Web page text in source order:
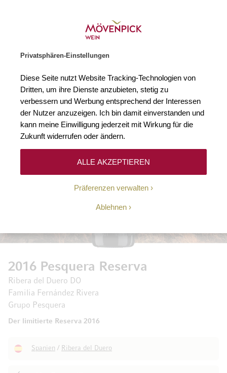
Privatsphären-Einstellungen
Diese Seite nutzt Website Tracking-Technologien von
Dritten, um ihre Dienste anzubieten, stetig zu
verbessern und Werbung entsprechend der Interessen
der Nutzer anzuzeigen. Ich bin damit einverstanden und
kann meine Einwilligung jederzeit mit Wirkung für die
Zukunft widerrufen oder ändern.
Präferenzen verwalten
Ablehnen
ALLE AKZEPTIEREN
2016 Pesquera Reserva
Ribera del Duero DO
Familia Fernández Rivera
Grupo Pesquera
Der limitierte Reserva 2016
Spanien / Ribera del Duero
Zum Ende der Bildgalerie springen
Zum Anfang der